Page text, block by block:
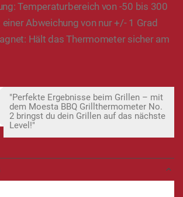
Temperaturbereich von -50 bis 300
Abweichung von nur +/- 1 Grad
Hält das Thermometer sicher am
"Perfekte Ergebnisse beim Grillen – mit
dem Moesta BBQ Grillthermometer No.
2 bringst du dein Grillen auf das nächste
Level!"